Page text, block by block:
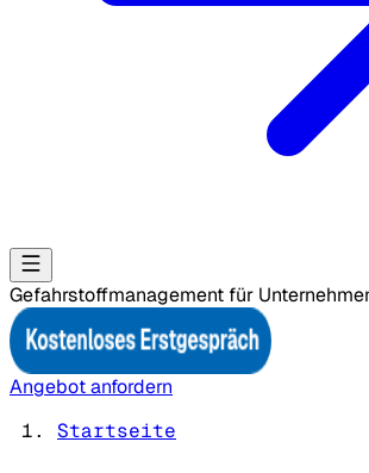
Gefahrstoffmanagement für
Angebot anfordern
Startseite